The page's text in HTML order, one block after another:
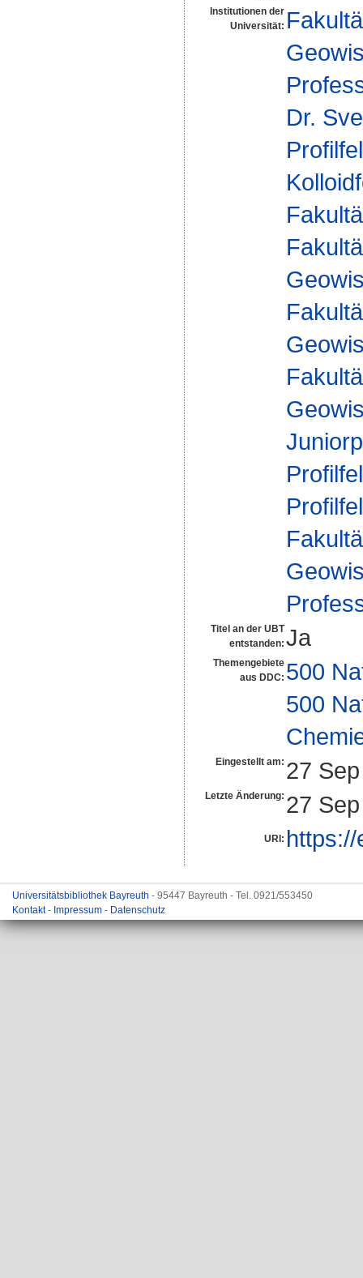
Institutionen der
Universität:
Dr.
Titel an der UBT
entstanden: Ja
Themengebiete
aus DDC: 500
500
Eingestellt am: 27
Letzte Änderung: 27
URI:
Universitätsbibliothek Bayreuth - 95447 Bayreuth - Tel. 0921/553450
Kontakt- Impressum - Datenschutz